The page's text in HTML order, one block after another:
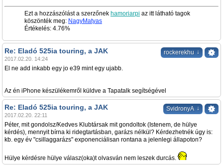
Ezt a hozzászólást a szerzőnek hamoriarpi az itt látható tagok
köszönték meg: NagyMatyas
Értékelés: 4.76%
rockerekhu ↓
Re: Eladó 525ia touring, a JAK
2017.02.20. 14:24
El ne add inkabb egy jo e39 mint egy ujabb.
Az én iPhone készülékemről küldve a Tapatalk segítségével
SvidronyA ↓
Re: Eladó 525ia touring, a JAK
2017.02.20. 22:11
Péter, mit gondolsz/Kedves Klubtársak mit gondoltok (Istenem, de hülye
kérdés), mennyit bírna ki ridegtartásban, garázs nélkül? Kérdezhetnék úgy is:
kb. egy év "csillaggarázs" exponenciálisan rontana a jelenlegi állapoton?
Hülye kérdésre hülye válasz(oka)t olvasván nem leszek durcás.